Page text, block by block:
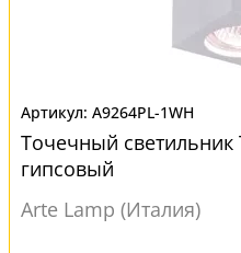
A9264PL-1WH
Точечный светильник
гипсовый
Arte Lamp (Италия)